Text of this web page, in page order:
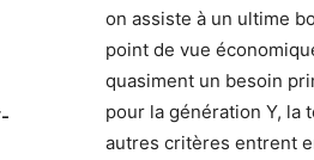
on assiste à un ultime
point de vue
quasiment un besoin
pour la génération Y, la
autres critères entrent